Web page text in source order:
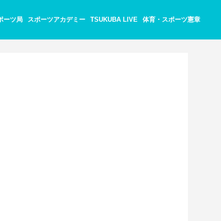
ーツ局 スポーツアカデミー TSUKUBA LIVE 体育・スポーツ憲章